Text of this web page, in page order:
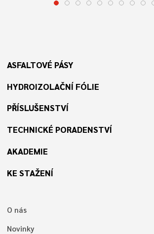
ASFALTOVÉ PÁSY
HYDROIZOLAČNÍ FÓLIE
PŘÍSLUŠENSTVÍ
TECHNICKÉ PORADENSTVÍ
AKADEMIE
KE STAŽENÍ
O nás
Novinky